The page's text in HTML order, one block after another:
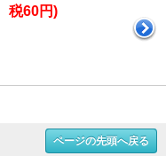
税60円)
ページの先頭へ戻る